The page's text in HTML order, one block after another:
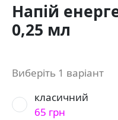
Напій
0,25 мл
Виберіть 1 варіант
класичний
65 грн